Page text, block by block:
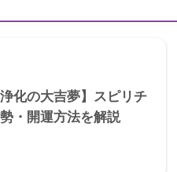
化の大吉夢】スピリチ
・開運方法を解説